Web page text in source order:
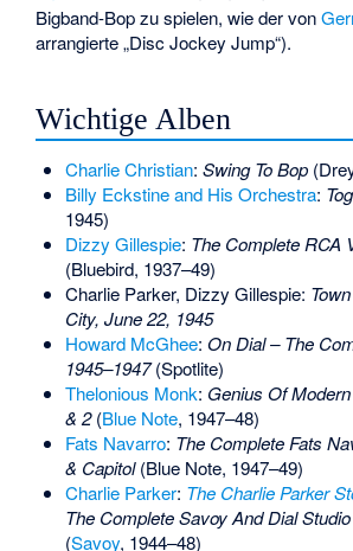
Bigband-Bop zu spielen, wie der von
arrangierte „Disc Jockey Jump“).
Wichtige Alben
Charlie Christian: Swing To Bop
Billy Eckstine and His Orchestra:
1945)
Dizzy Gillespie: The Complete RCA
(Bluebird, 1937–49)
Charlie Parker, Dizzy Gillespie:
City, June 22, 1945
Howard McGhee: On Dial – The
1945–1947(Spotlite)
Thelonious Monk: Genius Of
& 2(Blue Note, 1947–48)
Fats Navarro: The Complete Fats
& Capitol(Blue Note, 1947–49)
Charlie Parker: The Charlie Parker
The Complete Savoy And Dial
(Savoy, 1944–48)